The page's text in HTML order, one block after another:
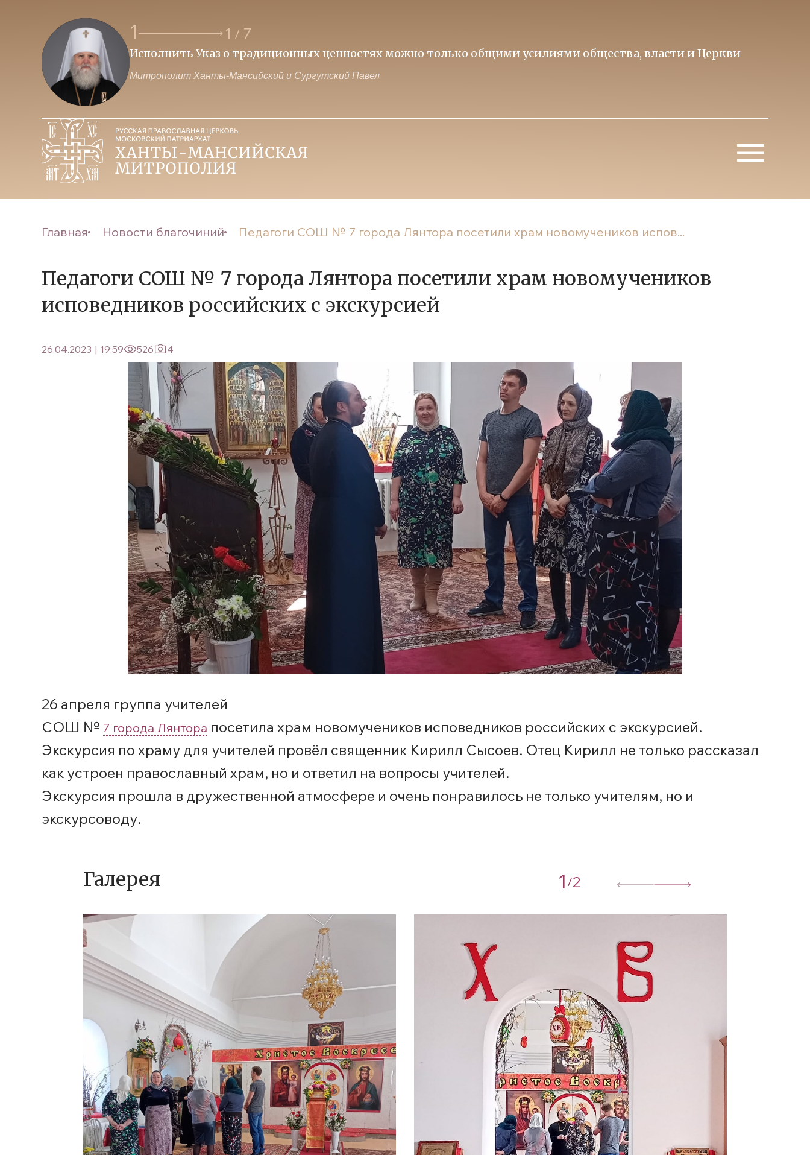
1 1 / 7
Исполнить Указ о традиционных ценностях можно только общими усилиями общества, власти и Церкви
Митрополит Ханты-Мансийский и Сургутский Павел
Главная Новости благочиний Педагоги СОШ № 7 города Лянтора посетили храм новомучеников испов...
Педагоги СОШ № 7 города Лянтора посетили храм новомучеников
исповедников российских с экскурсией
26.04.2023 | 19:59 526 4
26 апреля группа учителей
СОШ № 7 города Лянтора посетила храм новомучеников исповедников российских с экскурсией.
Экскурсия по храму для учителей провёл священник Кирилл Сысоев. Отец Кирилл не только рассказал
как устроен православный храм, но и ответил на вопросы учителей.
Экскурсия прошла в дружественной атмосфере и очень понравилось не только учителям, но и
экскурсоводу.
Галерея 1 /2